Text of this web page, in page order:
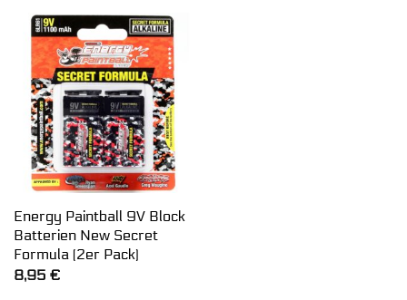
Energy Paintball 9V Block
Batterien New Secret
Formula (2er Pack)
8,95 €